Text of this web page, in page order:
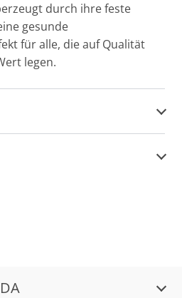
durch ihre feste
gesunde
für alle, die auf Qualität
legen.